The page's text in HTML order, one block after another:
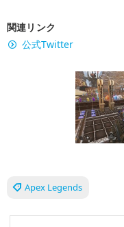
関連リンク
公式Twitter
Apex Legends